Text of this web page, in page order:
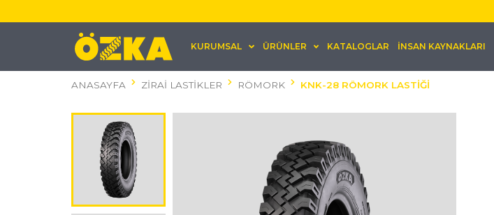
KURUMSAL ÜRÜNLER KATALOGLAR İNSAN KAYNAKLARI
ANASAYFA ZİRAİ LASTİKLER RÖMORK KNK-28 RÖMORK LASTİĞİ